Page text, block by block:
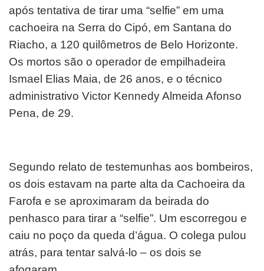
após tentativa de tirar uma “selfie” em uma
cachoeira na Serra do Cipó, em Santana do
Riacho, a 120 quilômetros de Belo Horizonte.
Os mortos são o operador de empilhadeira
Ismael Elias Maia, de 26 anos, e o técnico
administrativo Victor Kennedy Almeida Afonso
Pena, de 29.
Segundo relato de testemunhas aos bombeiros,
os dois estavam na parte alta da Cachoeira da
Farofa e se aproximaram da beirada do
penhasco para tirar a “selfie”. Um escorregou e
caiu no poço da queda d’água. O colega pulou
atrás, para tentar salvá-lo – os dois se